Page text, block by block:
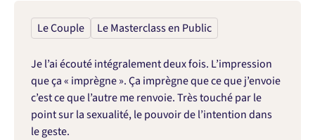
Le Couple Le Masterclass en Public
Je l’ai écouté intégralement deux fois. L’impression
que ça « imprègne ». Ça imprègne que ce que j’envoie
c’est ce que l’autre me renvoie. Très touché par le
point sur la sexualité, le pouvoir de l’intention dans
le geste.